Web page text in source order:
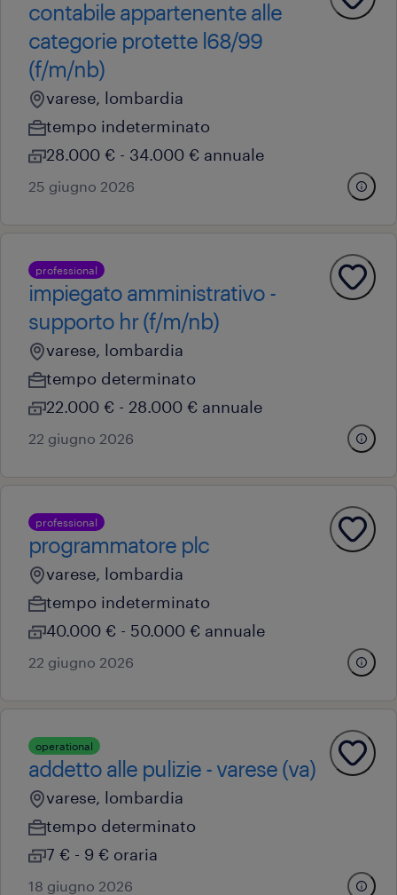
contabile appartenente alle
categorie protette l68/99
(f/m/nb)
varese, lombardia
tempo indeterminato
28.000 € - 34.000 € annuale
25 giugno 2026
professional
impiegato amministrativo -
supporto hr (f/m/nb)
varese, lombardia
tempo determinato
22.000 € - 28.000 € annuale
22 giugno 2026
professional
programmatore plc
varese, lombardia
tempo indeterminato
40.000 € - 50.000 € annuale
22 giugno 2026
operational
addetto alle pulizie - varese (va)
varese, lombardia
tempo determinato
7 € - 9 € oraria
18 giugno 2026